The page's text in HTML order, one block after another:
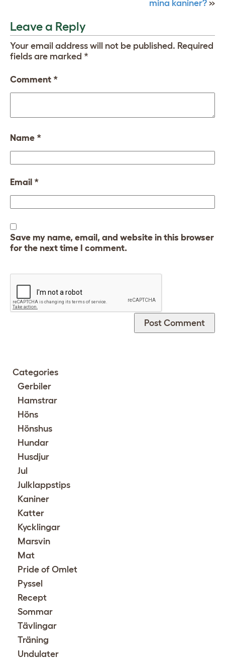
mina kaniner? »
Leave a Reply
Your email address will not be published. Required
fields are marked *
Comment *
Name *
Email *
Save my name, email, and website in this browser
for the next time I comment.
Categories
Gerbiler
Hamstrar
Höns
Hönshus
Hundar
Husdjur
Jul
Julklappstips
Kaniner
Katter
Kycklingar
Marsvin
Mat
Pride of Omlet
Pyssel
Recept
Sommar
Tävlingar
Träning
Undulater